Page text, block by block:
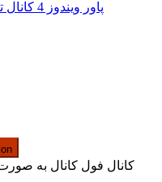
4 کانال فول کانال به